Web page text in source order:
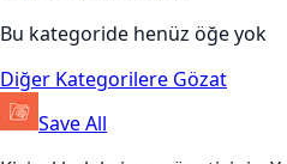
Bu kategoride henüz öğe yok
Diğer Kategorilere Gözat
Save All